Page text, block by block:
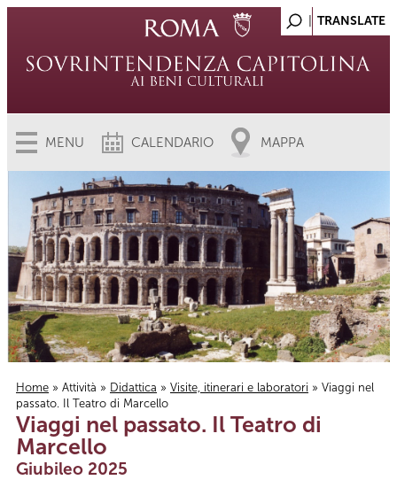
MENU CALENDARIO MAPPA
Tu sei qui
Home » Attività » Didattica » Visite, itinerari e laboratori » Viaggi nel
passato. Il Teatro di Marcello
Viaggi nel passato. Il Teatro di
Marcello
Giubileo 2025